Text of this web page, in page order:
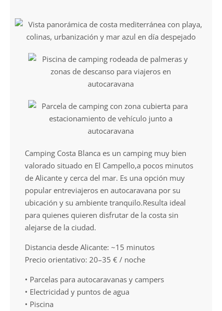
Camping Costa Blanca es un camping muy bien
valorado situado en El Campello,a pocos minutos
de Alicante y cerca del mar. Es una opción muy
popular entreviajeros en autocaravana por su
ubicación y su ambiente tranquilo.Resulta ideal
para quienes quieren disfrutar de la costa sin
alejarse de la ciudad.
Distancia desde Alicante: ~15 minutos
Precio orientativo: 20–35 € / noche
• Parcelas para autocaravanas y campers
• Electricidad y puntos de agua
• Piscina